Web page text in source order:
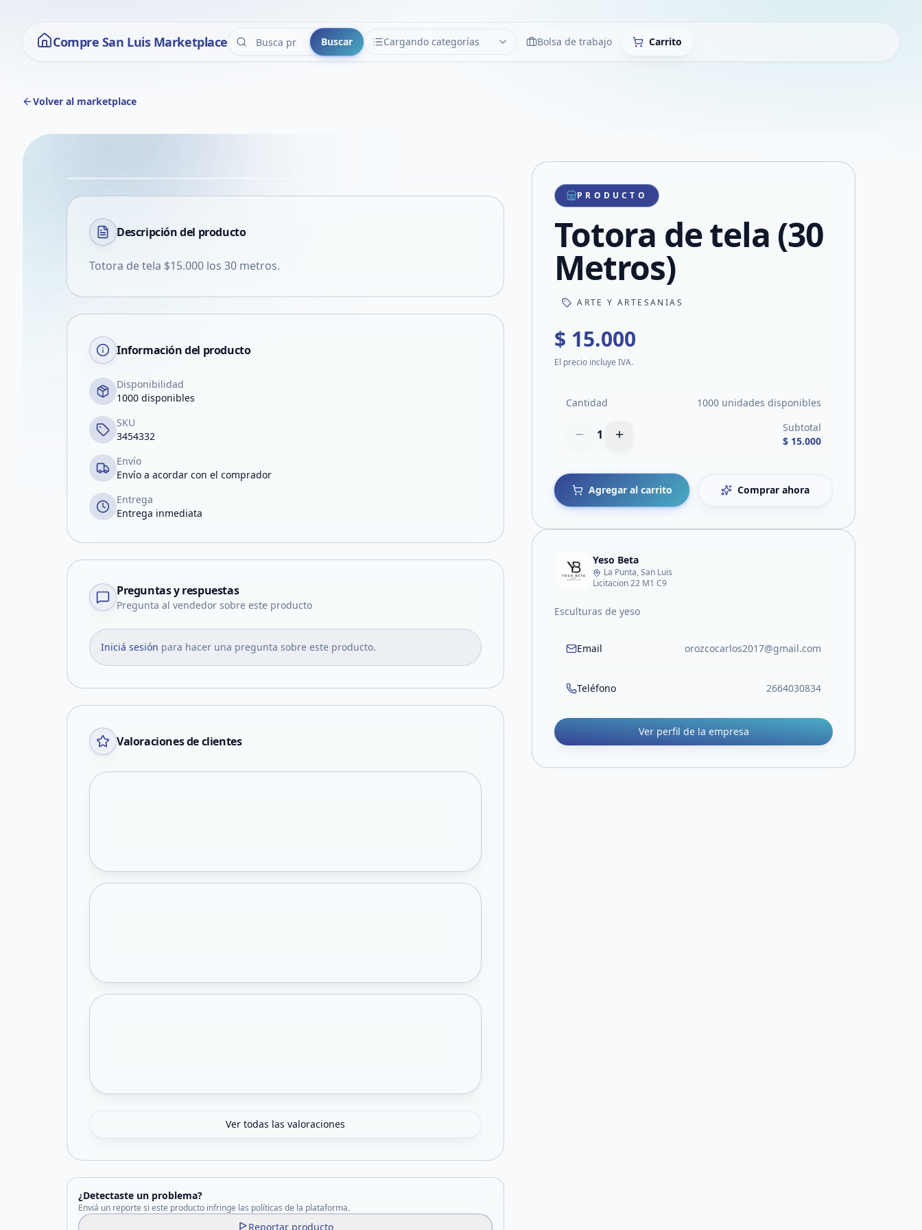
Compre San Luis Marketplace Buscar Cargando categorías
CATEGORÍAS LimpiarBolsa de trabajo Carrito
Volver al marketplace
VER EN PANTALLA COMPLETA
Compartir producto
Compartir por WhatsApp
Compartir por mail
Compartir en Facebook
Descripción del producto
Totora de tela $15.000 los 30 metros.
Información del producto
Disponibilidad
1000 disponibles
SKU
3454332
Envío
Envío a acordar con el comprador
Entrega
Entrega inmediata
Preguntas y respuestas
Pregunta al vendedor sobre este producto
Iniciá sesión para hacer una pregunta sobre este producto.
Valoraciones de clientes
Ver todas las valoraciones
¿Detectaste un problema?
Enviá un reporte si este producto infringe las políticas de la plataforma.
Reportar producto
PRODUCTO
Totora de tela (30
Metros)
ARTE Y ARTESANIAS
$ 15.000
El precio incluye IVA.
Cantidad 1000 unidades disponibles
1
Subtotal
$ 15.000
Agregar al carrito Comprar ahora
Yeso Beta
La Punta, San Luis
Licitacion 22 M1 C9
Esculturas de yeso
Email orozcocarlos2017@gmail.com
Teléfono 2664030834
Ver perfil de la empresa